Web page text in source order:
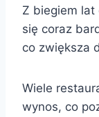
Z biegiem lat
się coraz
co zwiększa
Wiele
wynos, co